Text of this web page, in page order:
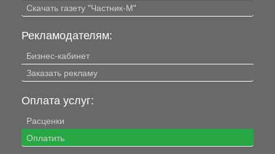
Скачать газету "Частник-М"
Рекламодателям:
Бизнес-кабинет
Заказать рекламу
Оплата услуг:
Расценки
Оплатить